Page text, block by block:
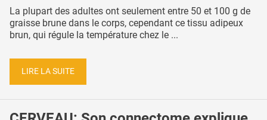
La plupart des adultes ont seulement entre 50 et 100 g de
graisse brune dans le corps, cependant ce tissu adipeux
brun, qui régule la température chez le ...
LIRE LA SUITE